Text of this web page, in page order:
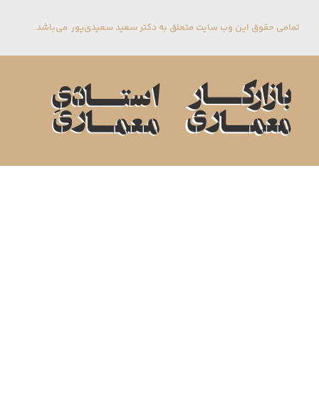
تمامی حقوق این وب سایت متعلق به دکتر سعید سعیدی‌پور می‌باشد.